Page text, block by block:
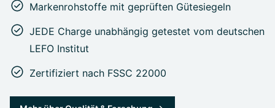
Markenrohstoffe mit geprüften Gütesiegeln
JEDE Charge unabhängig getestet vom deutschen
LEFO Institut
Zertifiziert nach FSSC 22000